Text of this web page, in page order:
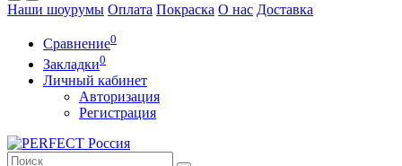
Наши шоурумы Оплата Покраска О нас Доставка
Сравнение0
Закладки0
Личный кабинет
Авторизация
Регистрация